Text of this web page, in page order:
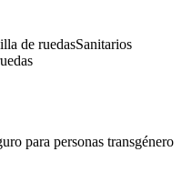
de ruedasSanitarios
para personas transgénero